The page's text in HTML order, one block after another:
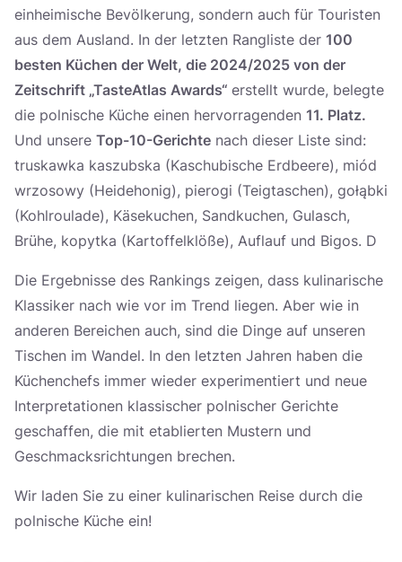
einheimische Bevölkerung, sondern auch für Touristen
aus dem Ausland. In der letzten Rangliste der 100
besten Küchen der Welt, die 2024/2025 von der
Zeitschrift „TasteAtlas Awards“ erstellt wurde, belegte
die polnische Küche einen hervorragenden 11. Platz.
Und unsere Top-10-Gerichte nach dieser Liste sind:
truskawka kaszubska (Kaschubische Erdbeere), miód
wrzosowy (Heidehonig), pierogi (Teigtaschen), gołąbki
(Kohlroulade), Käsekuchen, Sandkuchen, Gulasch,
Brühe, kopytka (Kartoffelklöße), Auflauf und Bigos. D
Die Ergebnisse des Rankings zeigen, dass kulinarische
Klassiker nach wie vor im Trend liegen. Aber wie in
anderen Bereichen auch, sind die Dinge auf unseren
Tischen im Wandel. In den letzten Jahren haben die
Küchenchefs immer wieder experimentiert und neue
Interpretationen klassischer polnischer Gerichte
geschaffen, die mit etablierten Mustern und
Geschmacksrichtungen brechen.
Wir laden Sie zu einer kulinarischen Reise durch die
polnische Küche ein!